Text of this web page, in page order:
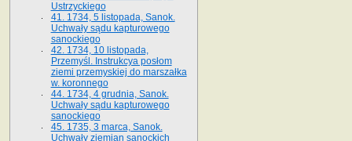
Ustrzyckiego
41. 1734, 5 listopada, Sanok.
Uchwały sądu kapturowego
sanockiego
42. 1734, 10 listopada,
Przemyśl. Instrukcya posłom
ziemi przemyskiej do marszałka
w. koronnego
44. 1734, 4 grudnia, Sanok.
Uchwały sądu kapturowego
sanockiego
45. 1735, 3 marca, Sanok.
Uchwały ziemian sanockich